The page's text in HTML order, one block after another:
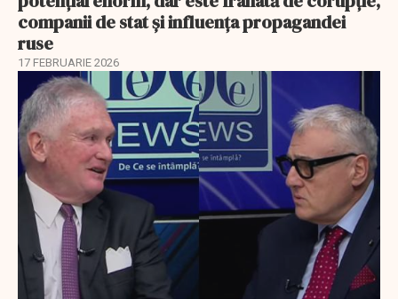
companii de stat și influența propagandei
ruse
17 FEBRUARIE 2026
EXCLUSIV